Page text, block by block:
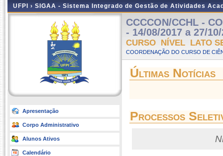
UFPI › SIGAA - Sistema Integrado de Gestão de Atividades
Apresentação
Corpo Administrativo
Alunos Ativos
Calendário
CCCCON/CCHL -
- 14/08/2017 a 27/
CURSO NÍVEL LATO
COORDENAÇÃO DO CURSO DE
Últimas Notícias
Processos